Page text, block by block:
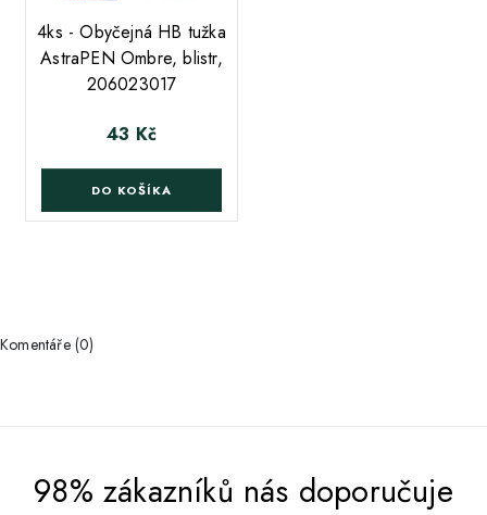
4ks - Obyčejná HB tužka
AstraPEN Ombre, blistr,
206023017
Cena
43 Kč
DO KOŠÍKA
Komentáře (0)
98% zákazníků nás doporučuje